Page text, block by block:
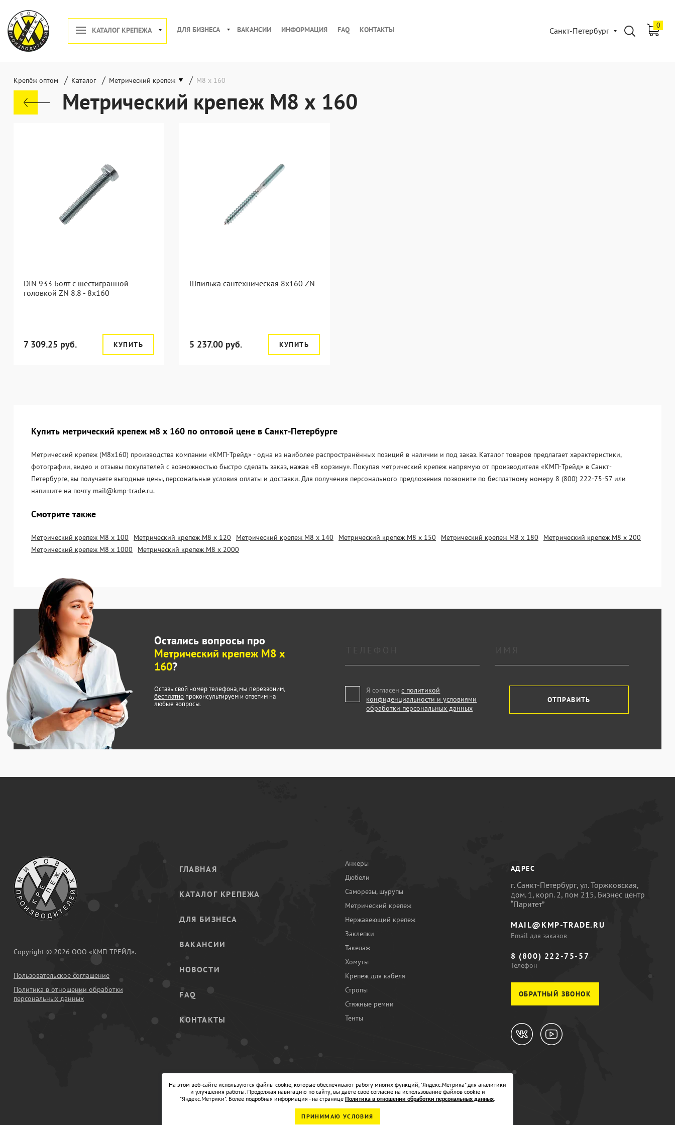
КАТАЛОГ КРЕПЕЖА ДЛЯ БИЗНЕСА ВАКАНСИИ ИНФОРМАЦИЯ FAQ КОНТАКТЫ Санкт-Петербург
0
Крепёж оптом / Каталог / Метрический крепеж / М8 х 160
Метрический крепеж М8 х 160
DIN 933 Болт с шестигранной
головкой ZN 8.8 - 8x160
7 309.25 руб. КУПИТЬ
Шпилька сантехническая 8x160 ZN
5 237.00 руб. КУПИТЬ
Купить метрический крепеж м8 х 160 по оптовой цене в Санкт-Петербурге
Метрический крепеж (М8х160) производства компании «KМП-Трейд» - одна из наиболее распространённых позиций в наличии и под заказ. Каталог товаров предлагает характеристики,
фотографии, видео и отзывы покупателей с возможностью быстро сделать заказ, нажав «В корзину». Покупая метрический крепеж напрямую от производителя «KМП-Трейд» в Санкт-
Петербурге, вы получаете выгодные цены, персональные условия оплаты и доставки. Для получения персонального предложения позвоните по бесплатному номеру 8 (800) 222-75-57 или
напишите на почту mail@kmp-trade.ru.
Смотрите также
Метрический крепеж М8 х 100 Метрический крепеж М8 х 120 Метрический крепеж М8 х 140 Метрический крепеж М8 х 150 Метрический крепеж М8 х 180
Метрический крепеж М8 х 200
Метрический крепеж М8 х 1000
Метрический крепеж М8 х 2000
Остались вопросы про
Метрический крепеж М8 х
160?
Оставь свой номер телефона, мы перезвоним,
бесплатно проконсультируем и ответим на
любые вопросы.
Я согласенс политикой
конфиденциальности и условиями
обработки персональных данных
ОТПРАВИТЬ
Copyright © 2026 ООО «КМП-ТРЕЙД».
Пользовательское соглашение
Политика в отношении обработки
персональных данных
ГЛАВНАЯ
КАТАЛОГ КРЕПЕЖА
ДЛЯ БИЗНЕСА
ВАКАНСИИ
НОВОСТИ
FAQ
КОНТАКТЫ
Анкеры
Дюбели
Саморезы, шурупы
Метрический крепеж
Нержавеющий крепеж
Заклепки
Такелаж
Хомуты
Крепеж для кабеля
Стропы
Стяжные ремни
Тенты
АДРЕС
г. Санкт-Петербург, ул. Торжковская,
дом. 1, корп. 2, пом 215, Бизнес центр
“Паритет”
MAIL@KMP-TRADE.RU
Email для заказов
8 (800) 222-75-57
Телефон
ОБРАТНЫЙ ЗВОНОК
На этом веб-сайте используются файлы cookie, которые обеспечивают работу многих функций, "Яндекс.Метрика" для аналитики
и улучшения работы. Продолжая навигацию по сайту, вы даёте своё согласие на использование файлов cookie и
"Яндекс.Метрики". Более подробная информация - на странице Политика в отношении обработки персональных данных.
ПРИНИМАЮ УСЛОВИЯ